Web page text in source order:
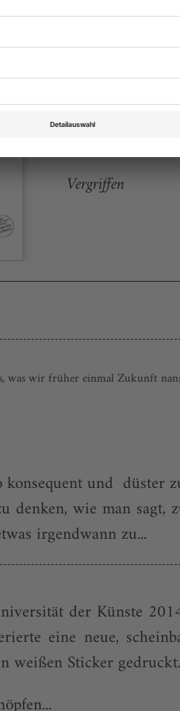
Theater heute
Rubrik: Neues
Vergriffen
was wir früher einmal Zukunft
und
wie man sagt,
irgendwann zu...
der Künste
eine neue,
weißen Sticker gedruckt.